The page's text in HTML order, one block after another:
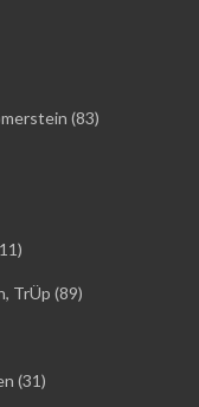
(83)
TrÜp (89)
(31)